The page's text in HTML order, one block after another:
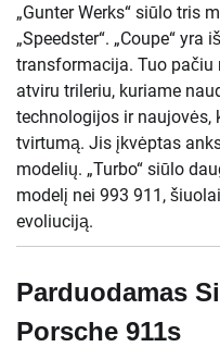
„Gunter Werks“ siūlo tris
„Speedster“. „Coupe“
transformacija. Tuo pačiu
atviru trileriu, kuriame
technologijos ir
tvirtumą. Jis įkvėptas
modelių. „Turbo“ siūlo
modelį nei 993 911,
evoliuciją.
Parduodamas
Porsche 911s